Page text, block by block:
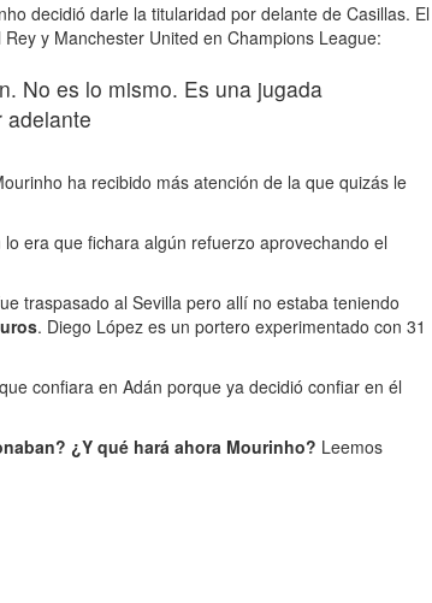
decidió darle la titularidad por delante de Casillas. El
y Manchester United en Champions League:
No es lo mismo. Es una jugada
adelante
ha recibido más atención de la que quizás le
era que fichara algún refuerzo aprovechando el
traspasado al Sevilla pero allí no estaba teniendo
. Diego López es un portero experimentado con 31
confiara en Adán porque ya decidió confiar en él
¿Y qué hará ahora Mourinho? Leemos